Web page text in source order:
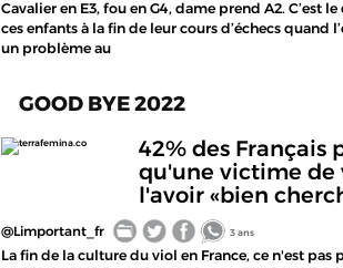
Cavalier en E3, fou en G4, dame prend A2. C’est
ces enfants à la fin de leur cours d’échecs quand
un problème au
GOOD BYE 2022
terrafemina.co
42% des Français
qu'une victime de
l'avoir «bien
@Limportant_fr 3 ans
La fin de la culture du viol en France, ce n'est pas